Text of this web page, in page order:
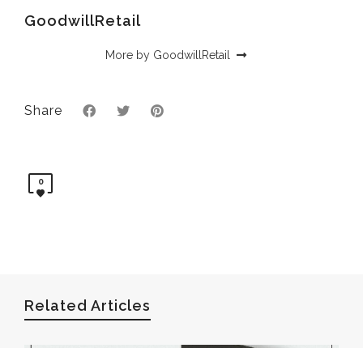
GoodwillRetail
More by GoodwillRetail
Share
0
Related Articles